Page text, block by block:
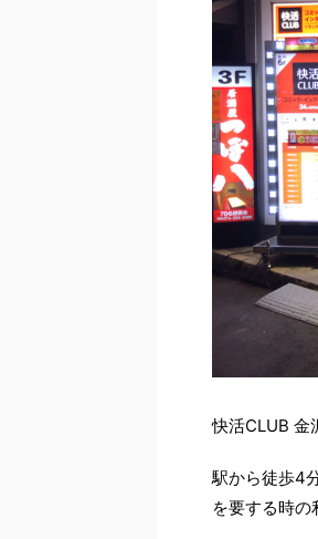
快活CLUB 金
駅から徒歩4
を要する時の